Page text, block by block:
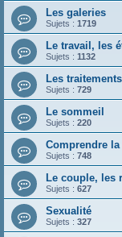
Les galeries
Sujets : 1719
Le travail, les
Sujets : 1132
Les
Sujets : 729
Le sommeil
Sujets : 220
Comprendre
Sujets : 748
Le couple, les
Sujets : 627
Sexualité
Sujets : 327